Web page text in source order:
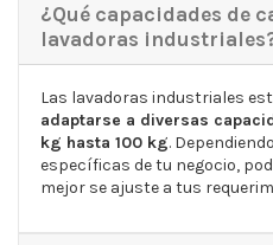
¿Qué capacidades de
lavadoras
Las lavadoras industriales
adaptarse a diversas
kg hasta 100 kg.
específicas de tu negocio,
mejor se ajuste a tus